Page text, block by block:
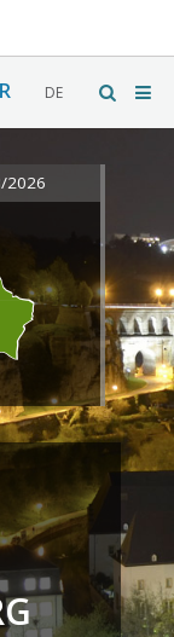
DE
2026